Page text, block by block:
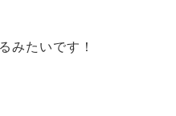
みたいです！